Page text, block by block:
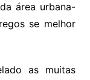
área urbana-
se melhor
as muitas